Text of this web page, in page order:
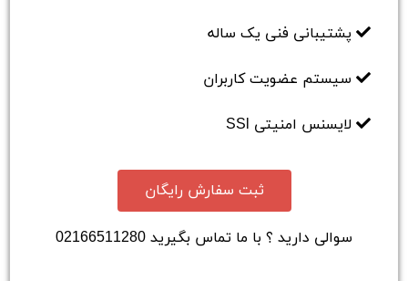
پشتیبانی فنی یک ساله
سیستم عضویت کاربران
لایسنس امنیتی SSl
ثبت سفارش رایگان
سوالی دارید ؟ با ما تماس بگیرید 02166511280